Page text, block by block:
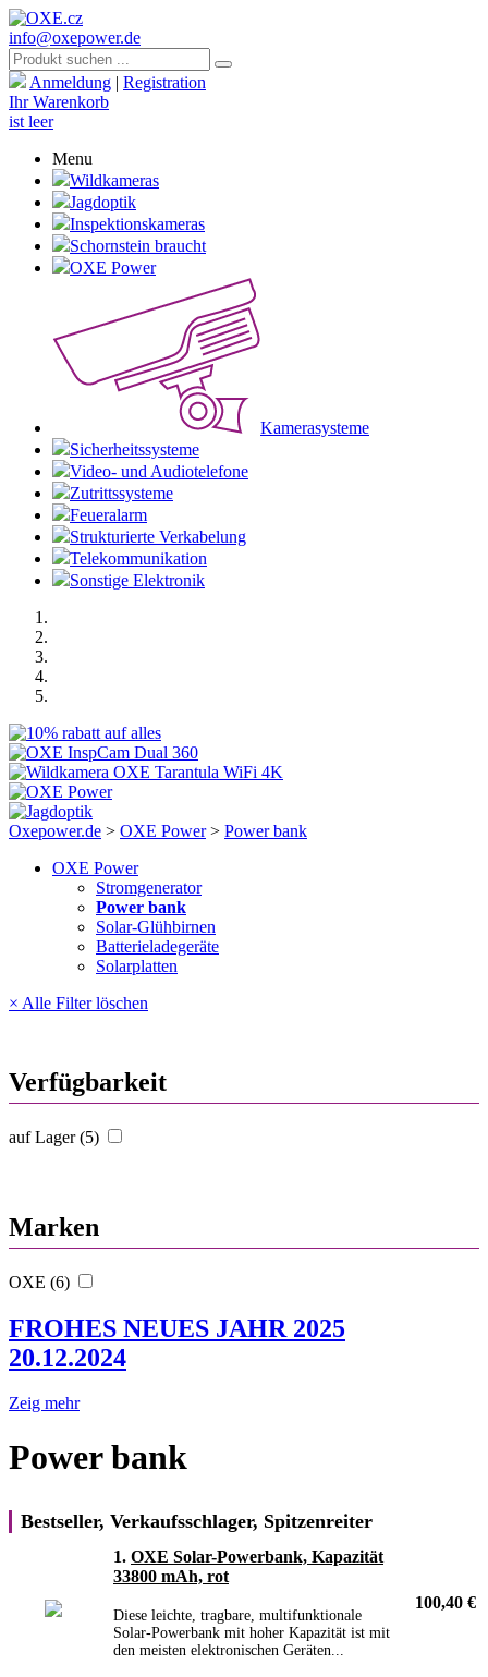
info@oxepower.de
Anmeldung | Registration
Ihr Warenkorb
ist leer
Menu
Wildkameras
Jagdoptik
Inspektionskameras
Schornstein braucht
OXE Power
Kamerasysteme
Sicherheitssysteme
Video- und Audiotelefone
Zutrittssysteme
Feueralarm
Strukturierte Verkabelung
Telekommunikation
Sonstige Elektronik
Oxepower.de > OXE Power> Power bank
OXE Power
Stromgenerator
Power bank
Solar-Glühbirnen
Batterieladegeräte
Solarplatten
× Alle Filter löschen
Verfügbarkeit
auf Lager (5)
Marken
OXE (6)
FROHES NEUES JAHR 2025
20.12.2024
Zeig mehr
Power bank
Bestseller, Verkaufsschlager, Spitzenreiter
1. OXE Solar-Powerbank, Kapazität
33800 mAh, rot
Diese leichte, tragbare, multifunktionale
Solar-Powerbank mit hoher Kapazität ist mit
den meisten elektronischen Geräten...
100,40 €